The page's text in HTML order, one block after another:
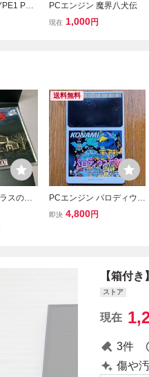
PC
PCエンジン 魔界八犬伝
現在 1,000円
スの魔
送料無料
PCエンジン パロディウス
だ！
即決 4,800円
【箱付
ストア
現在
3件
傷や